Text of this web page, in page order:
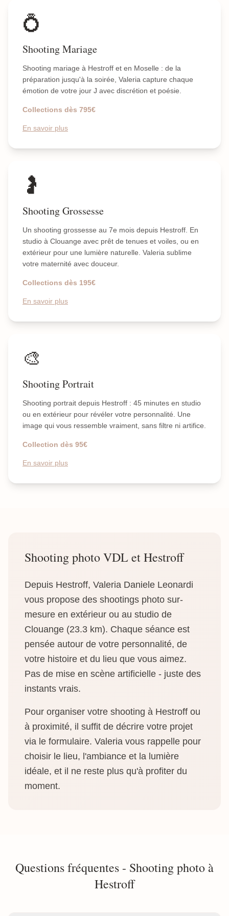
💍
Shooting Mariage
Shooting mariage à Hestroff et en Moselle : de la
préparation jusqu'à la soirée, Valeria capture chaque
émotion de votre jour J avec discrétion et poésie.
Collections dès 795€
En savoir plus
🤰
Shooting Grossesse
Un shooting grossesse au 7e mois depuis Hestroff. En
studio à Clouange avec prêt de tenues et voiles, ou en
extérieur pour une lumière naturelle. Valeria sublime
votre maternité avec douceur.
Collections dès 195€
En savoir plus
🎨
Shooting Portrait
Shooting portrait depuis Hestroff : 45 minutes en studio
ou en extérieur pour révéler votre personnalité. Une
image qui vous ressemble vraiment, sans filtre ni artifice.
Collection dès 95€
En savoir plus
Shooting photo VDL et Hestroff
Depuis Hestroff, Valeria Daniele Leonardi
vous propose des shootings photo sur-
mesure en extérieur ou au studio de
Clouange (23.3 km). Chaque séance est
pensée autour de votre personnalité, de
votre histoire et du lieu que vous aimez.
Pas de mise en scène artificielle - juste des
instants vrais.
Pour organiser votre shooting à Hestroff ou
à proximité, il suffit de décrire votre projet
via le formulaire. Valeria vous rappelle pour
choisir le lieu, l'ambiance et la lumière
idéale, et il ne reste plus qu'à profiter du
moment.
Questions fréquentes - Shooting photo à
Hestroff